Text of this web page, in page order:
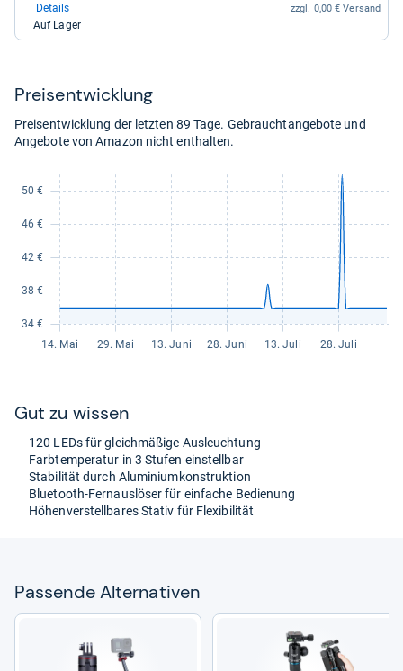
eBay
zzgl. 0,00 € Versand
Details
Auf Lager
Preis­ent­wick­lung
Preisentwicklung der letzten 89 Tage. Gebrauchtangebote und
Angebote von Amazon nicht enthalten.
Gut zu wis­sen
120 LEDs für gleich­mä­ßige Aus­leuch­tung
Farb­tem­pe­ra­tur in 3 Stu­fen ein­stell­bar
Sta­bi­li­tät durch Alu­mi­ni­um­kon­struk­tion
Blue­tooth-​Fer­naus­lö­ser für ein­fa­che Bedie­nung
Höhen­ver­stell­ba­res Sta­tiv für Fle­xi­bi­li­tät
Pas­sende Alter­na­ti­ven